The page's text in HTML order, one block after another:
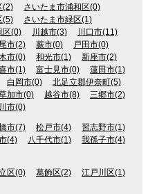
(2)
さいたま市浦和区(0)
(5)
さいたま市緑区(1)
区(0)
川越市(3)
川口市(11)
市(2) 蕨市(0)
戸田市(0)
市(0) 和光市(1)
新座市(2)
市(1) 富士見市(0)
蓮田市(1)
白岡市(0)
北足立郡伊奈町(5)
加市(0) 越谷市(8)
三郷市(2)
市(0)
市(7) 松戸市(4)
習志野市(1)
(4) 八千代市(1)
我孫子市(4)
区(0) 葛飾区(2)
江戸川区(1)